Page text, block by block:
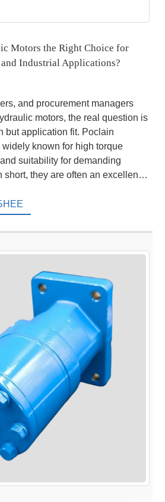
Motors the Right Choice for
Industrial Applications?
and procurement managers
motors, the real question is
but application fit. Poclain
known for high torque
suitability for demanding
short, they are often an excellent
where […]